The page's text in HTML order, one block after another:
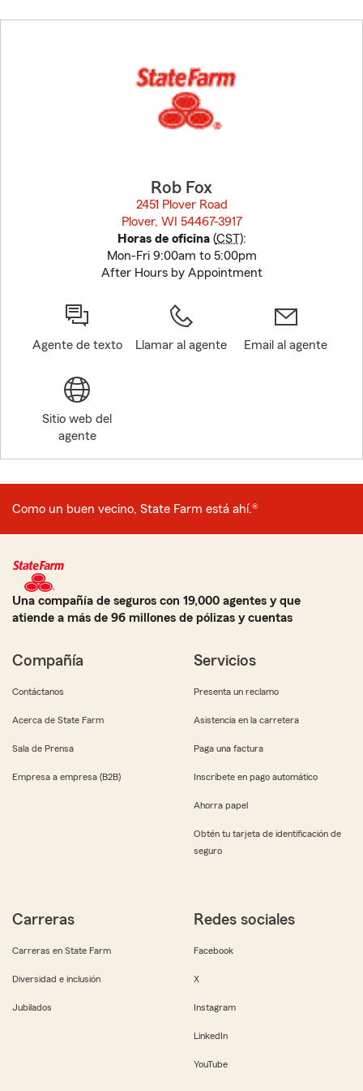
to
Rob Fox
2451 Plover Road
Plover, WI 54467-3917
Horas de oficina(CST):
Mon-Fri 9:00am to 5:00pm
After Hours by Appointment
Agente de texto Llamar al agente Email al agente
Sitio web del
agente
Como un buen vecino, State Farm está ahí.®
Una compañía de seguros con 19,000 agentes y que
atiende a más de 96 millones de pólizas y cuentas
Compañía
Contáctanos
Acerca de State Farm
Sala de Prensa
Empresa a empresa (B2B)
Servicios
Presenta un reclamo
Asistencia en la carretera
Paga una factura
Inscríbete en pago automático
Ahorra papel
Obtén tu tarjeta de identificación de
seguro
Carreras
Carreras en State Farm
Diversidad e inclusión
Jubilados
Redes sociales
Facebook
X
Instagram
LinkedIn
YouTube